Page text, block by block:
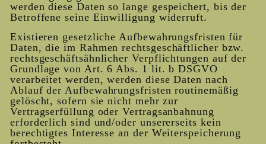
werden diese Daten so lange gespeichert, bis der
Betroffene seine Einwilligung widerruft.
Existieren gesetzliche Aufbewahrungsfristen für
Daten, die im Rahmen rechtsgeschäftlicher bzw.
rechtsgeschäftsähnlicher Verpflichtungen auf der
Grundlage von Art. 6 Abs. 1 lit. b DSGVO
verarbeitet werden, werden diese Daten nach
Ablauf der Aufbewahrungsfristen routinemäßig
gelöscht, sofern sie nicht mehr zur
Vertragserfüllung oder Vertragsanbahnung
erforderlich sind und/oder unsererseits kein
berechtigtes Interesse an der Weiterspeicherung